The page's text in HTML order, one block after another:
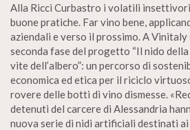
Alla Ricci Curbastro i volatili
buone pratiche. Far vino bene,
aziendali e verso il prossimo. A
seconda fase del progetto “Il nido
vite dell’albero”: un percorso di
economica ed etica per il riciclo
rovere delle botti di vino dismesse.
detenuti del carcere di Alessandria
nuova serie di nidi artificiali destinati